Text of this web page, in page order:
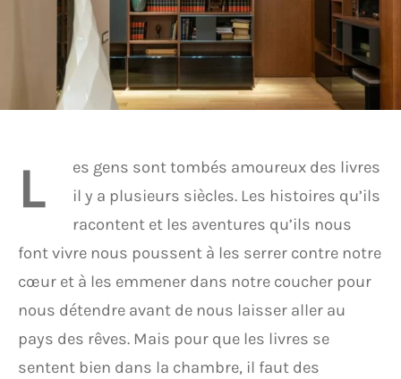
L
es gens sont tombés amoureux des livres
il y a plusieurs siècles. Les histoires qu’ils
racontent et les aventures qu’ils nous
font vivre nous poussent à les serrer contre notre
cœur et à les emmener dans notre coucher pour
nous détendre avant de nous laisser aller au
pays des rêves. Mais pour que les livres se
sentent bien dans la chambre, il faut des